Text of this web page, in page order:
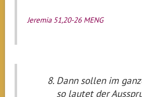
Jeremia 51,20-26 MENG
Dann sollen im
so lautet der